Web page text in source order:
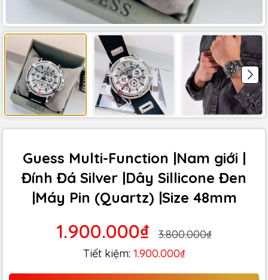
Guess Multi-Function |Nam giới |
Đính Đá Silver |Dây Sillicone Đen
|Máy Pin (Quartz) |Size 48mm
1.900.000₫
3.800.000₫
Tiết kiệm: 1.900.000₫